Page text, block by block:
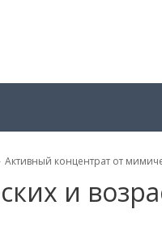
Активный концентрат от
и